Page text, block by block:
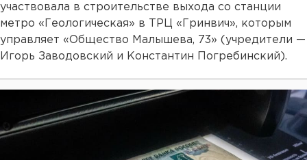
участвовала в строительстве выхода со станции
метро «Геологическая» в ТРЦ «Гринвич», которым
управляет «Общество Малышева, 73» (учредители —
Игорь Заводовский и Константин Погребинский).